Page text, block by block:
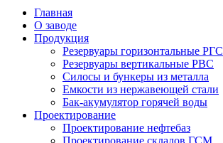
Главная
О заводе
Продукция
Резервуары горизонтальные РГС
Резервуары вертикальные РВС
Силосы и бункеры из металла
Емкости из нержавеющей стали
Бак-акумулятор горячей воды
Проектирование
Проектирование нефтебаз
Проектирование складов ГСМ